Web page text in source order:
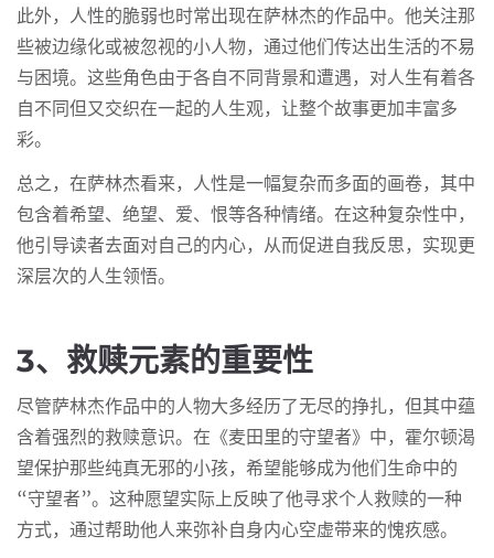
此外，人性的脆弱也时常出现在萨林杰的作品中。他关注那
些被边缘化或被忽视的小人物，通过他们传达出生活的不易
与困境。这些角色由于各自不同背景和遭遇，对人生有着各
自不同但又交织在一起的人生观，让整个故事更加丰富多
彩。
总之，在萨林杰看来，人性是一幅复杂而多面的画卷，其中
包含着希望、绝望、爱、恨等各种情绪。在这种复杂性中，
他引导读者去面对自己的内心，从而促进自我反思，实现更
深层次的人生领悟。
3、救赎元素的重要性
尽管萨林杰作品中的人物大多经历了无尽的挣扎，但其中蕴
含着强烈的救赎意识。在《麦田里的守望者》中，霍尔顿渴
望保护那些纯真无邪的小孩，希望能够成为他们生命中的
“守望者”。这种愿望实际上反映了他寻求个人救赎的一种
方式，通过帮助他人来弥补自身内心空虚带来的愧疚感。